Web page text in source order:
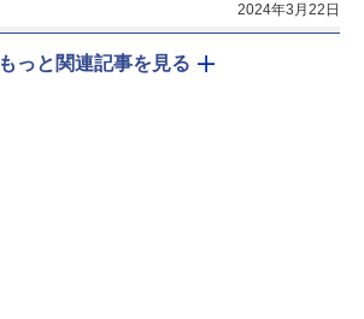
2024年3月22日
もっと関連記事を見る